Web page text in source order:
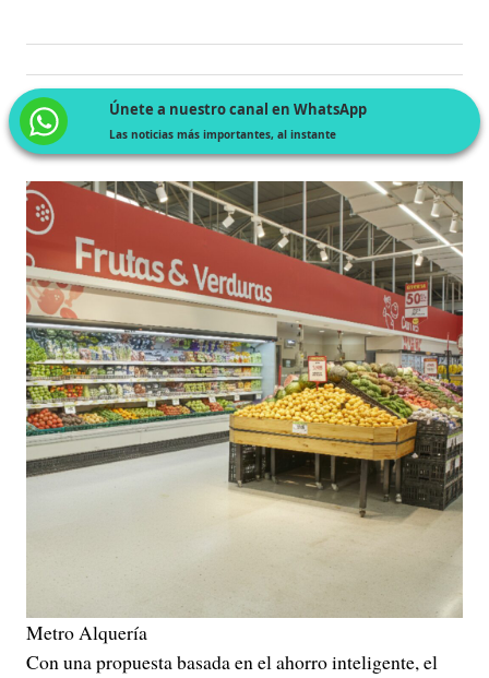
Únete a nuestro canal en WhatsApp
Las noticias más importantes, al instante
Metro Alquería
Con una propuesta basada en el ahorro inteligente, el